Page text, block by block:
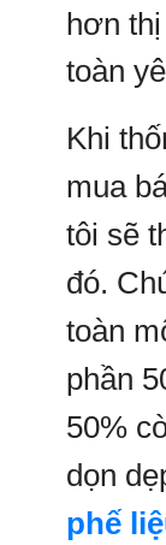
hơn
toàn
Khi
mua
tôi sẽ
đó.
toàn
phần
50%
dọn
phế